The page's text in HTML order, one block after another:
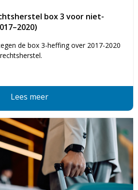
box 3 voor niet-
de box 3-heffing over 2017-2020
Lees meer